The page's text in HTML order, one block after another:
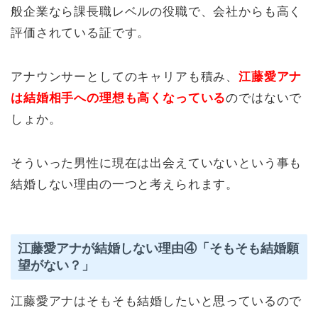
般企業なら課長職レベルの役職で、会社からも高く
評価されている証です。
アナウンサーとしてのキャリアも積み、江藤愛アナ
は結婚相手への理想も高くなっているのではないで
しょか。
そういった男性に現在は出会えていないという事も
結婚しない理由の一つと考えられます。
江藤愛アナが結婚しない理由④「そもそも結婚願
望がない？」
江藤愛アナはそもそも結婚したいと思っているので